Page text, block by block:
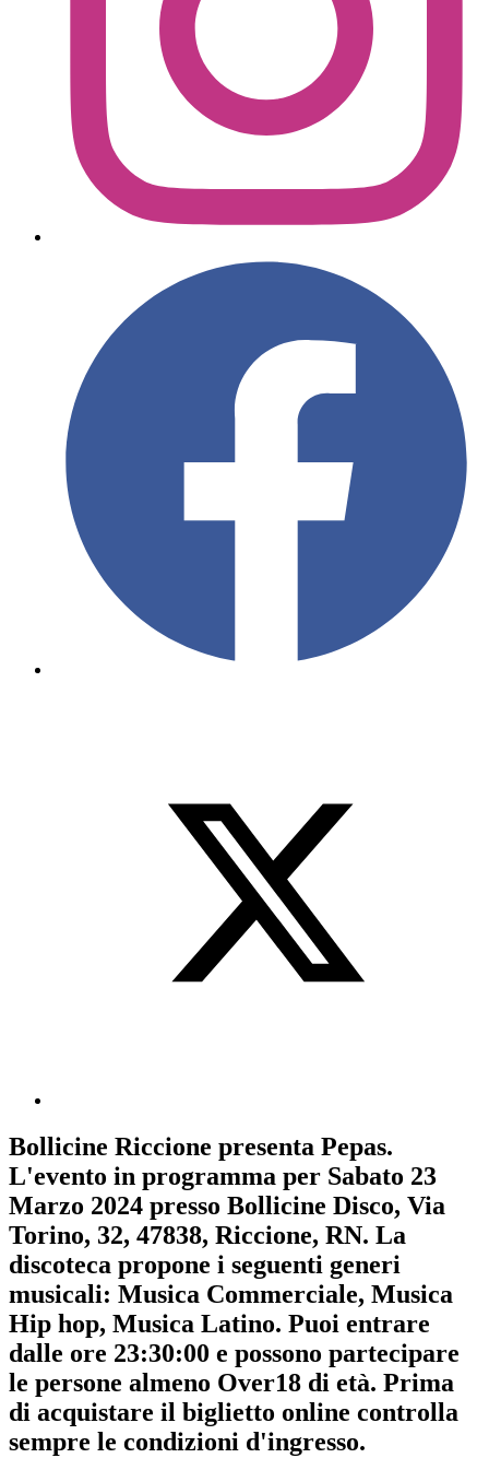
Bollicine Riccione presenta Pepas.
L'evento in programma per Sabato 23
Marzo 2024 presso Bollicine Disco, Via
Torino, 32, 47838, Riccione, RN. La
discoteca propone i seguenti generi
musicali: Musica Commerciale, Musica
Hip hop, Musica Latino. Puoi entrare
dalle ore 23:30:00 e possono partecipare
le persone almeno Over18 di età. Prima
di acquistare il biglietto online controlla
sempre le condizioni d'ingresso.